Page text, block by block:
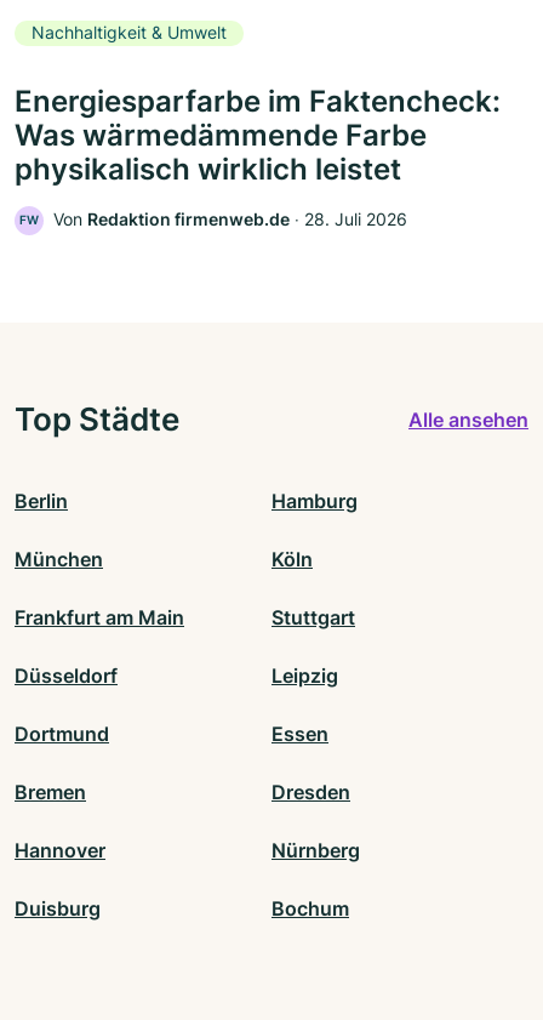
Nachhaltigkeit & Umwelt
Energiesparfarbe im Faktencheck:
Was wärmedämmende Farbe
physikalisch wirklich leistet
FW Von Redaktion firmenweb.de ‧ 28. Juli 2026
Top Städte Alle ansehen
Berlin Hamburg
München Köln
Frankfurt am Main Stuttgart
Düsseldorf Leipzig
Dortmund Essen
Bremen Dresden
Hannover Nürnberg
Duisburg Bochum